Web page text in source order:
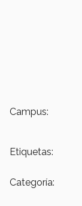
Campus:
Etiquetas:
Categoría: